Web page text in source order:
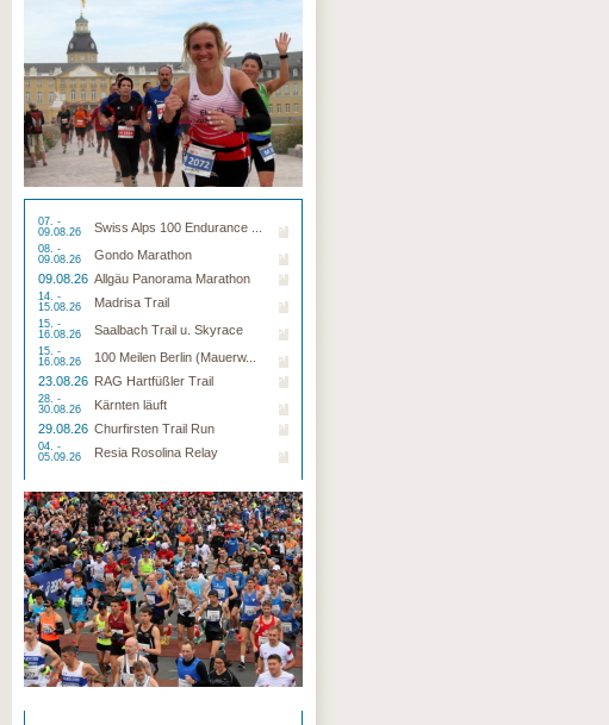
07. -
09.08.26
Swiss Alps 100 Endurance ...
08. -
09.08.26
Gondo Marathon
09.08.26 Allgäu Panorama Marathon
14. -
15.08.26
Madrisa Trail
15. -
16.08.26
Saalbach Trail u. Skyrace
15. -
16.08.26
100 Meilen Berlin (Mauerw...
23.08.26 RAG Hartfüßler Trail
28. -
30.08.26
Kärnten läuft
29.08.26 Churfirsten Trail Run
04. -
05.09.26
Resia Rosolina Relay